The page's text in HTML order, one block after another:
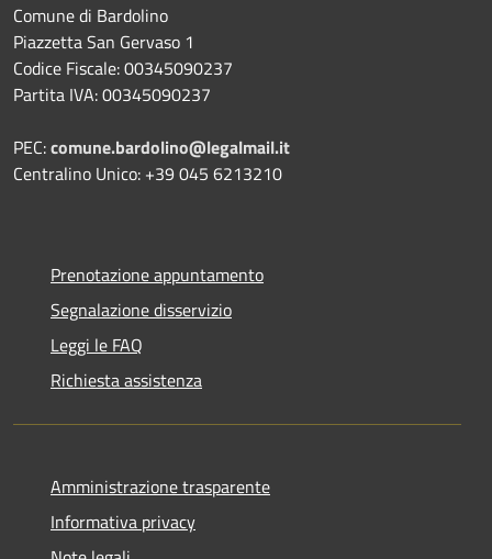
Comune di Bardolino
Piazzetta San Gervaso 1
Codice Fiscale: 00345090237
Partita IVA: 00345090237
PEC:comune.bardolino@legalmail.it
Centralino Unico: +39 045 6213210
Prenotazione appuntamento
Segnalazione disservizio
Leggi le FAQ
Richiesta assistenza
Amministrazione trasparente
Informativa privacy